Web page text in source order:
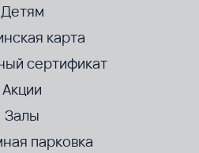
Детям
карта
сертификат
Акции
Залы
парковка